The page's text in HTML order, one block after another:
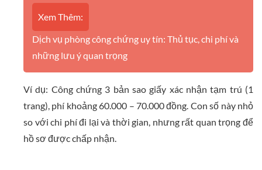
Xem Thêm:
Dịch vụ phòng công chứng uy tín: Thủ tục, chi phí và
những lưu ý quan trọng
Ví dụ: Công chứng 3 bản sao giấy xác nhận tạm trú (1
trang), phí khoảng 60.000 – 70.000 đồng. Con số này nhỏ
so với chi phí đi lại và thời gian, nhưng rất quan trọng để
hồ sơ được chấp nhận.